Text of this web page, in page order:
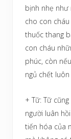
bịnh nhẹ như
cho con
thuốc thang
con cháu
phúc, còn
ngủ chết
+ Tữ: Tữ
người luân
tiến hóa của